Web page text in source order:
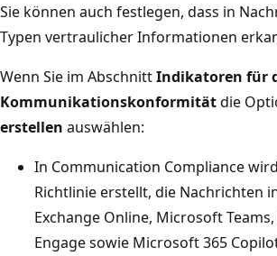
Sie können auch festlegen, dass in
Typen vertraulicher Informationen
Wenn Sie im AbschnittIndikatoren für
Kommunikationskonformitätdie
erstellen auswählen:
In Communication Compliance
Richtlinie erstellt, die Nachrichten
Exchange Online, Microsoft
Engage sowie Microsoft 365